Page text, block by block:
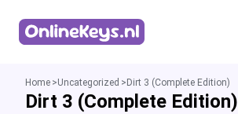
Home Uncategorized Dirt 3 (Complete Edition)
Dirt 3 (Complete Edition)